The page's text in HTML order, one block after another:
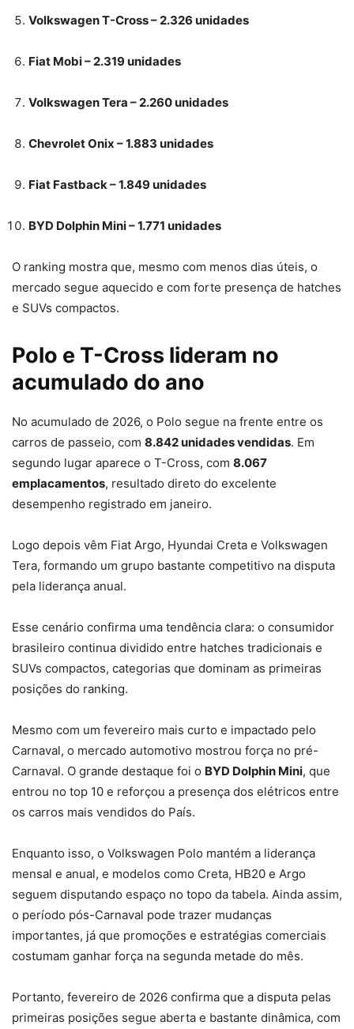
Volkswagen T-Cross – 2.326 unidades
Fiat Mobi – 2.319 unidades
Volkswagen Tera – 2.260 unidades
Chevrolet Onix – 1.883 unidades
Fiat Fastback – 1.849 unidades
BYD Dolphin Mini – 1.771 unidades
O ranking mostra que, mesmo com menos dias úteis, o
mercado segue aquecido e com forte presença de hatches
e SUVs compactos.
Polo e T-Cross lideram no
acumulado do ano
No acumulado de 2026, o Polo segue na frente entre os
carros de passeio, com 8.842 unidades vendidas. Em
segundo lugar aparece o T-Cross, com 8.067
emplacamentos, resultado direto do excelente
desempenho registrado em janeiro.
Logo depois vêm Fiat Argo, Hyundai Creta e Volkswagen
Tera, formando um grupo bastante competitivo na disputa
pela liderança anual.
Esse cenário confirma uma tendência clara: o consumidor
brasileiro continua dividido entre hatches tradicionais e
SUVs compactos, categorias que dominam as primeiras
posições do ranking.
Mesmo com um fevereiro mais curto e impactado pelo
Carnaval, o mercado automotivo mostrou força no pré-
Carnaval. O grande destaque foi o BYD Dolphin Mini, que
entrou no top 10 e reforçou a presença dos elétricos entre
os carros mais vendidos do País.
Enquanto isso, o Volkswagen Polo mantém a liderança
mensal e anual, e modelos como Creta, HB20 e Argo
seguem disputando espaço no topo da tabela. Ainda assim,
o período pós-Carnaval pode trazer mudanças
importantes, já que promoções e estratégias comerciais
costumam ganhar força na segunda metade do mês.
Portanto, fevereiro de 2026 confirma que a disputa pelas
primeiras posições segue aberta e bastante dinâmica, com